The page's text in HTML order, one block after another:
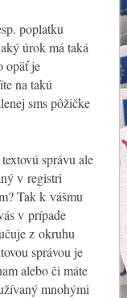
poplatku
úrok má taká
opäť je
na takú
sms pôžičke
správu ale
v registri
Tak k vášmu
v prípade
z okruhu
správou je
alebo či máte
mnohými